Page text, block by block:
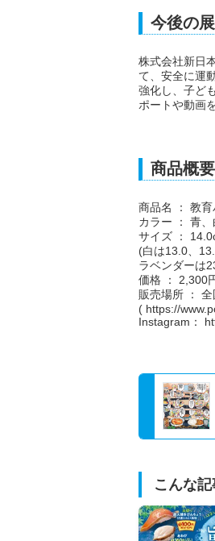
今後の
株式会社新日
て、安全に運
強化し、子ど
ポートや動画
商品概要
商品名 ： 教
カラー ： 青
サイズ ：
(白は13.0、
ラベンダーは
価格 ： 2,300
販売場所 ：
( https://
Instagram：
こんな